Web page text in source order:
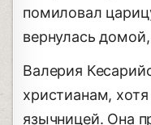
помиловал
вернулась
Валерия
христианам,
язычницей. Она